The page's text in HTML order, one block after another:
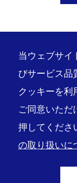
推奨環境 ご利
情報セキュリティ
品質・環境統合方
Copyright© KOZO
当ウェブサイ
びサービス品
クッキーを利
ご同意いただ
押してくださ
の取り扱いに